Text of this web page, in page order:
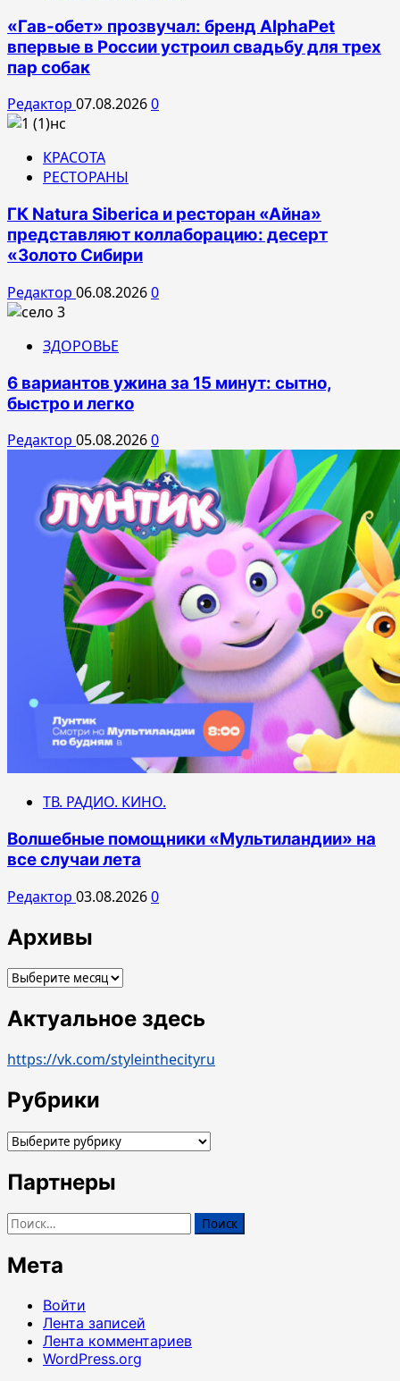
«Гав-обет» прозвучал: бренд AlphaPet
впервые в России устроил свадьбу для трех
пар собак
Редактор 07.08.20260
КРАСОТА
РЕСТОРАНЫ
ГК Natura Siberica и ресторан «Айна»
представляют коллаборацию: десерт
«Золото Сибири
Редактор 06.08.20260
ЗДОРОВЬЕ
6 вариантов ужина за 15 минут: сытно,
быстро и легко
Редактор 05.08.20260
ТВ. РАДИО. КИНО.
Волшебные помощники «Мультиландии» на
все случаи лета
Редактор 03.08.20260
Архивы
Архивы
Актуальное здесь
https://vk.com/styleinthecityru
Рубрики
Рубрики
Партнеры
Найти:
Мета
Войти
Лента записей
Лента комментариев
WordPress.org